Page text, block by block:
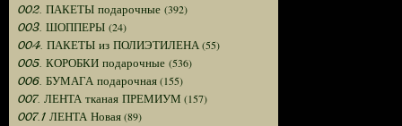
002. ПАКЕТЫ подарочные (392)
003. ШОППЕРЫ (24)
004. ПАКЕТЫ из ПОЛИЭТИЛЕНА(55)
005. КОРОБКИ подарочные (536)
006. БУМАГА подарочная(155)
007. ЛЕНТА тканая ПРЕМИУМ (157)
007.1 ЛЕНТА Новая(89)